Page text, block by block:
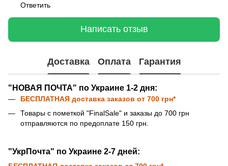
Ответить
Написать отзыв
Доставка Оплата Гарантия
"НОВАЯ ПОЧТА" по Украине 1-2 дня:
БЕСПЛАТНАЯ доставка заказов от 700 грн*
Товары с пометкой "FinalSale" и заказы до 700 грн
отправляются по предоплате 150 грн.
"УкрПочта" по Украине 2-7 дней: